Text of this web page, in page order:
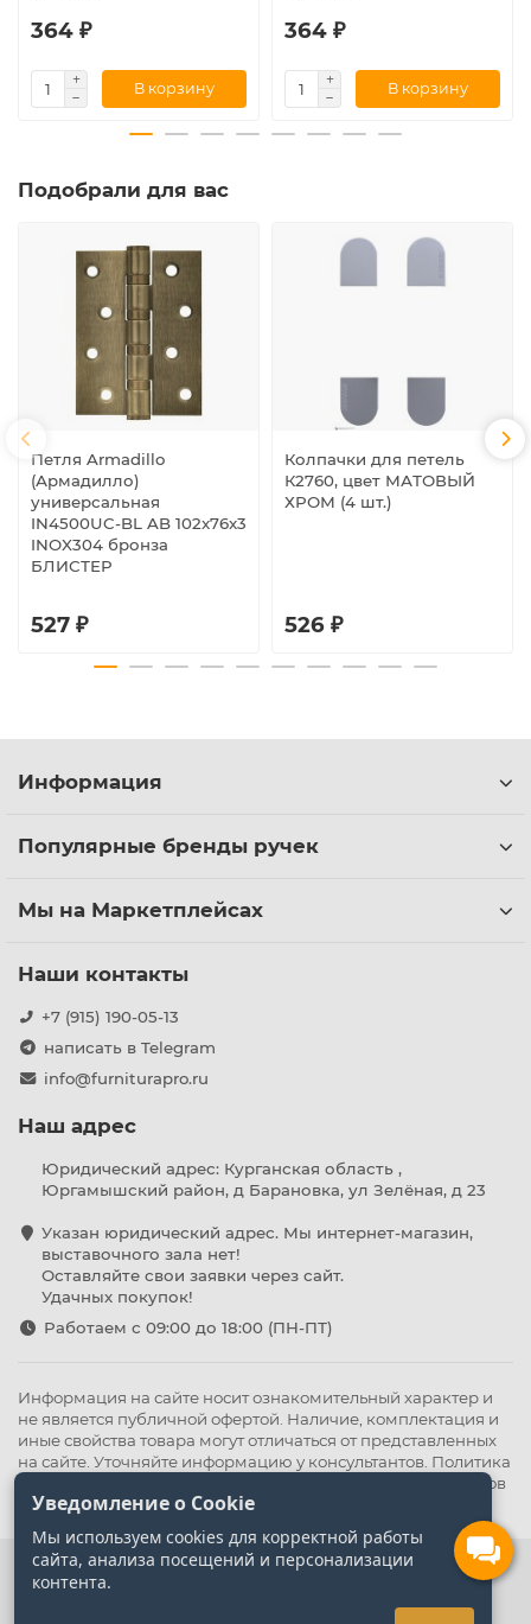
364 ₽
В корзину
364 ₽
В корзину
Подобрали для вас
Петля Armadillo
(Армадилло)
универсальная
IN4500UC-BL AB 102x76x3
INOX304 бронза
БЛИСТЕР
527 ₽
Колпачки для петель
К2760, цвет МАТОВЫЙ
ХРОМ (4 шт.)
526 ₽
Информация
Популярные бренды ручек
Мы на Маркетплейсах
Наши контакты
+7 (915) 190-05-13
написать в Telegram
info@furniturapro.ru
Наш адрес
Юридический адрес: Курганская область ,
Юргамышский район, д Барановка, ул Зелёная, д 23
Указан юридический адрес. Мы интернет-магазин,
выставочного зала нет!
Оставляйте свои заявки через сайт.
Удачных покупок!
Работаем с 09:00 до 18:00 (ПН-ПТ)
Информация на сайте носит ознакомительный характер и
не является публичной офертой. Наличие, комплектация и
иные свойства товара могут отличаться от представленных
на сайте. Уточняйте информацию у консультантов. Политика
Политика обработки файлов
cookie
Уведомление о Cookie
Мы используем cookies для корректной работы
сайта, анализа посещений и персонализации
контента.